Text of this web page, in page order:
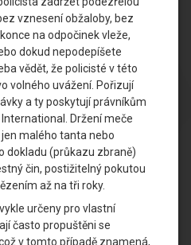
vznesení obžaloby, bez
na odpočinek vleže,
dokud nepodepíšete
vědět, že policisté v této
volného uvážení. Pořizují
a ty poskytují právníkům
Držení meče
malého tanta nebo
dokladu (průkazu zbraně)
čin, postižitelný pokutou
až na tři roky.
určeny pro vlastní
často propuštěni se
v tomto případě znamená,